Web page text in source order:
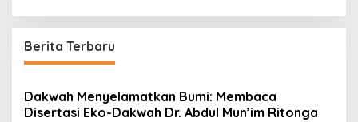
Berita Terbaru
Dakwah Menyelamatkan Bumi: Membaca
Disertasi Eko-Dakwah Dr. Abdul Mun’im Ritonga